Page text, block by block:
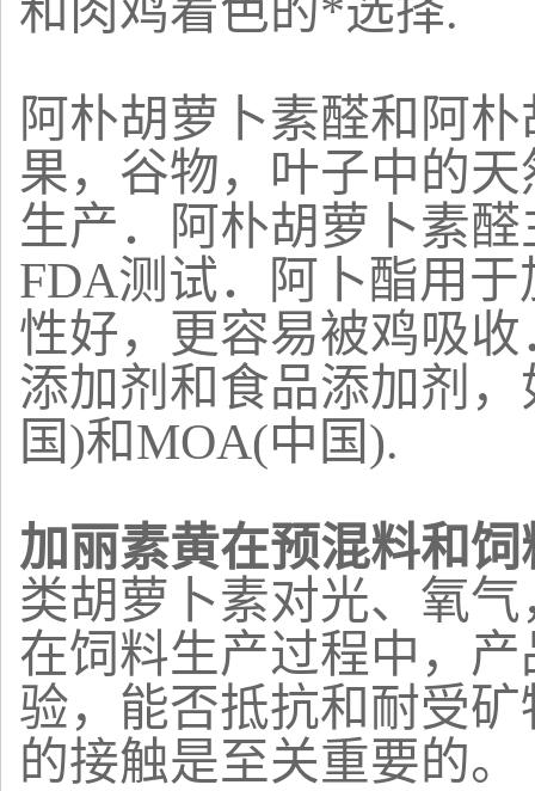
和肉鸡着色的*选择.
阿朴胡萝卜素醛和阿
果，谷物，叶子中的
生产．阿朴胡萝卜素
FDA测试．阿卜酯用
性好，更容易被鸡吸
添加剂和食品添加剂，
国)和MOA(中国).
加丽素黄在预混料和
类胡萝卜素对光、氧
在饲料生产过程中，
验，能否抵抗和耐受
的接触是至关重要的。